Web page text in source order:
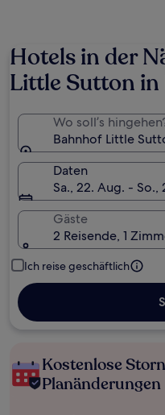
Hotels in der
Little Sutton
Wo soll’s
Bahnhof Little
Daten
Sa., 22. Aug. - So.,
Gäste
2 Reisende, 1
Ich reise geschäftlich
Kostenlose
Planänderungen